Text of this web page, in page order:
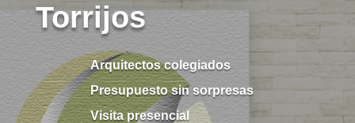
Torrijos
Arquitectos colegiados
Presupuesto sin sorpresas
Visita presencial